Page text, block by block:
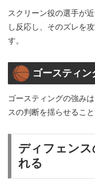
スクリーン役の選手が
し反応し、そのズレを
す。
ゴースティン
ゴースティングの強み
スの判断を揺らせること
ディフェンス
れる